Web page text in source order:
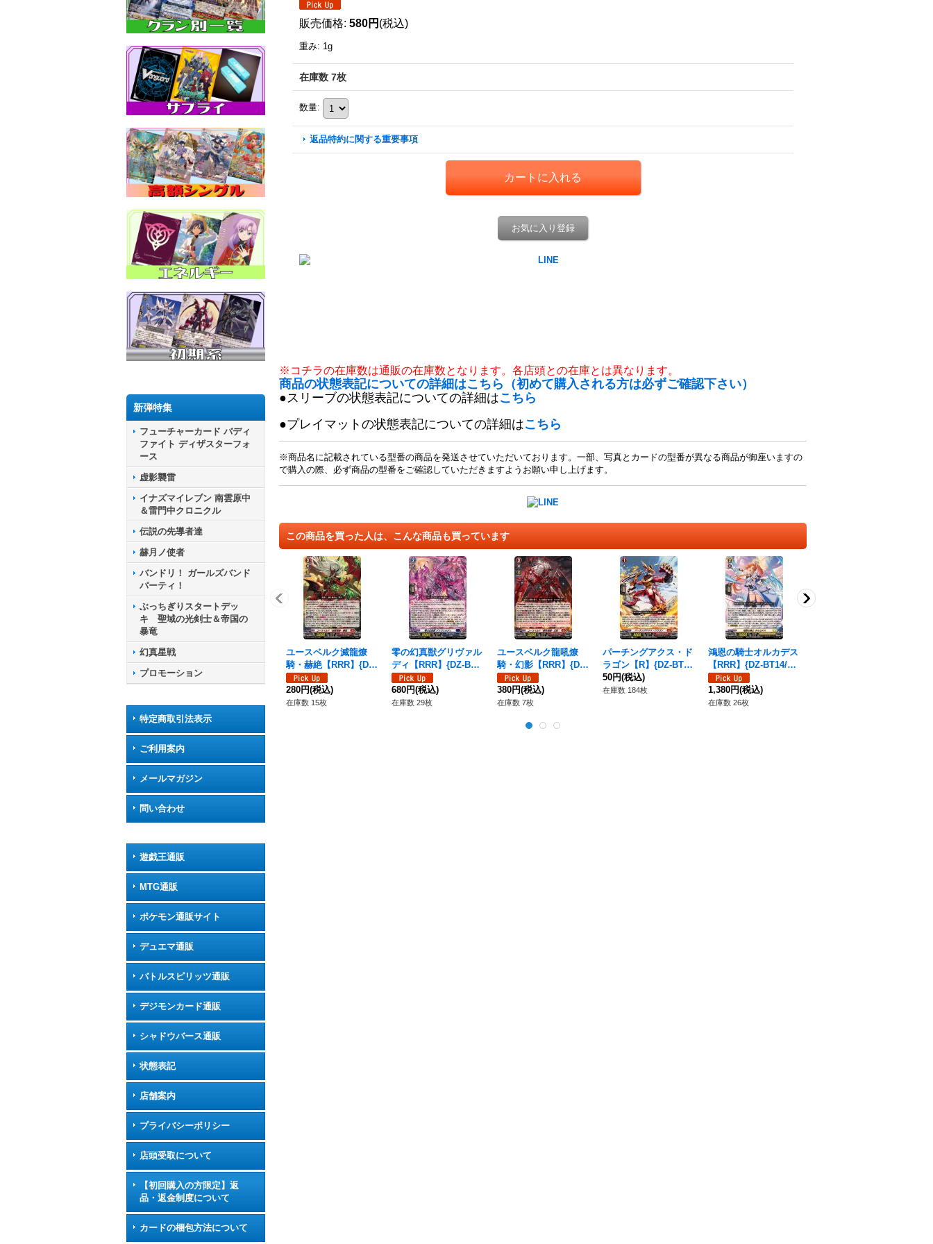
新弾特集
フューチャーカード バディ
ファイト ディザスターフォ
ース
虚影襲雷
イナズマイレブン 南雲原中
＆雷門中クロニクル
伝説の先導者達
赫月ノ使者
バンドリ！ ガールズバンド
パーティ！
ぶっちぎりスタートデッ
キ 聖域の光剣士＆帝国の
暴竜
幻真星戦
プロモーション
特定商取引法表示
ご利用案内
メールマガジン
問い合わせ
遊戯王通販
MTG通販
ポケモン通販サイト
デュエマ通販
バトルスピリッツ通販
デジモンカード通販
シャドウバース通販
状態表記
店舗案内
プライバシーポリシー
店頭受取について
【初回購入の方限定】返
品・返金制度について
カードの梱包方法について
販売価格: 580円 (税込)
重み: 1g
在庫数 7枚
数量:
返品特約に関する重要事項
お気に入り登録
※コチラの在庫数は通販の在庫数となります。各店頭との在庫とは異なります。
商品の状態表記についての詳細はこちら（初めて購入される方は必ずご確認下さい）
●スリーブの状態表記についての詳細はこちら
●プレイマットの状態表記についての詳細はこちら
※商品名に記載されている型番の商品を発送させていただいております。一部、写真とカードの型番が異なる商品が御座いますの
で購入の際、必ず商品の型番をご確認していただきますようお願い申し上げます。
この商品を買った人は、こんな商品も買っています
ユースベルク滅龍燎
騎・赫絶【RRR】{DZ-
BT14/002}《ドラゴン
エンパイア》
280円(税込)
在庫数 15枚
零の幻真獣グリヴァル
ディ【RRR】{DZ-BT1
4/007}《ダークステイ
ツ》
680円(税込)
在庫数 29枚
ユースベルク龍吼燎
騎・幻影【RRR】{DZ-
BT14/001}《ドラゴン
エンパイア》
380円(税込)
在庫数 7枚
パーチングアクス・ド
ラゴン【R】{DZ-BT1
4/050}《ドラゴンエン
パイア》
50円(税込)
在庫数 184枚
鴻恩の騎士オルカデス
【RRR】{DZ-BT14/01
4}《ケテルサンクチュ
アリ》
1,380円(税込)
在庫数 26枚